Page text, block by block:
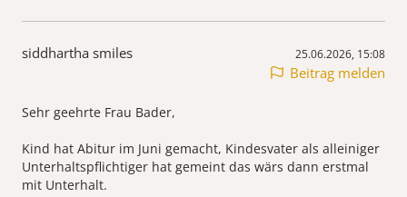
siddhartha smiles 25.06.2026, 15:08
Beitrag melden
Sehr geehrte Frau Bader,
Kind hat Abitur im Juni gemacht, Kindesvater als alleiniger
Unterhaltspflichtiger hat gemeint das wärs dann erstmal
mit Unterhalt.